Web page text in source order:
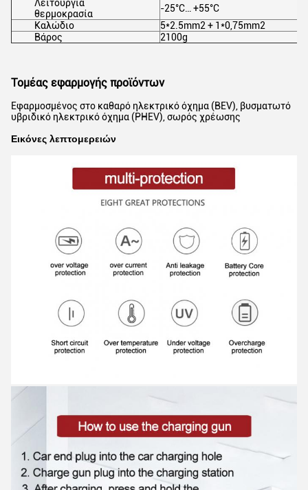
Λειτουργία
θερμοκρασία
-25°C… +55°C
Καλώδιο
5*2.5mm2 + 1*0,75mm2
Βάρος
2100g
Τομέας εφαρμογής προϊόντων
Εφαρμοσμένος στο καθαρό ηλεκτρικό όχημα (BEV), βυσματωτό
υβριδικό ηλεκτρικό όχημα (PHEV), σωρός χρέωσης
Εικόνες λεπτομερειών